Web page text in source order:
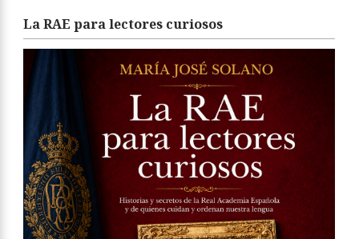
La RAE para lectores curiosos